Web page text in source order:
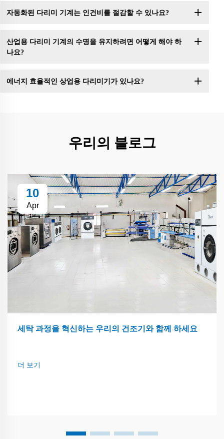
자동화된 다리미 기계는 인건비를 절감할 수 있나요?
산업용 다리미 기계의 수명을 유지하려면 어떻게 해야 하
나요?
에너지 효율적인 상업용 다리미기가 있나요?
우리의 블로그
10
Apr
세탁 과정을 혁신하는 우리의 건조기와 함께 하세요
더 보기